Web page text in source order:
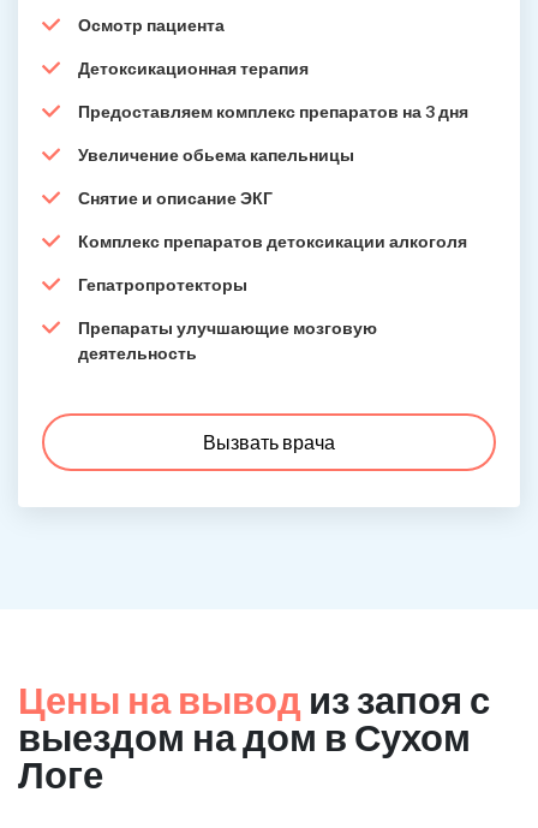
Осмотр пациента
Детоксикационная терапия
Предоставляем комплекс препаратов на 3 дня
Увеличение обьема капельницы
Снятие и описание ЭКГ
Комплекс препаратов детоксикации алкоголя
Гепатропротекторы
Препараты улучшающие мозговую
деятельность
Вызвать врача
Цены на вывод из запоя с
выездом на дом в Сухом
Логе